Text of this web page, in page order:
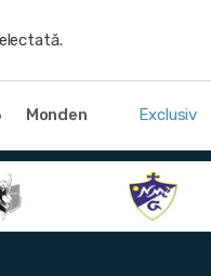
Monden Exclusiv